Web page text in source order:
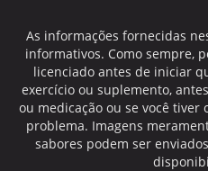
As informações fornecidas
informativos. Como sempre,
licenciado antes de iniciar
exercício ou suplemento,
ou medicação ou se você
problema. Imagens
sabores podem ser